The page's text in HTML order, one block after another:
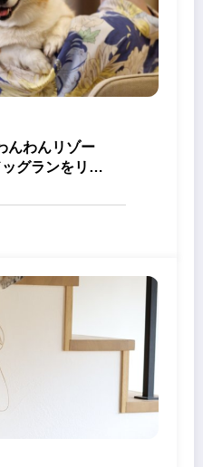
んわんリゾー
グランをリニ